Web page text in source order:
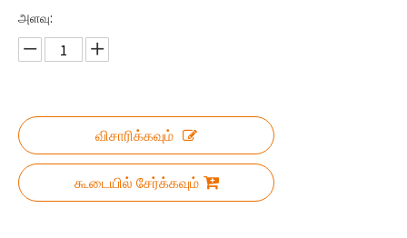
அளவு:
விசாரிக்கவும்
கூடையில் சேர்க்கவும்